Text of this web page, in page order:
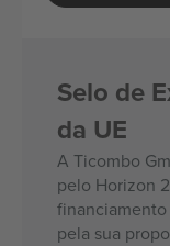
Selo de
da UE
A Ticombo
pelo Horizon
financiamento
pela sua